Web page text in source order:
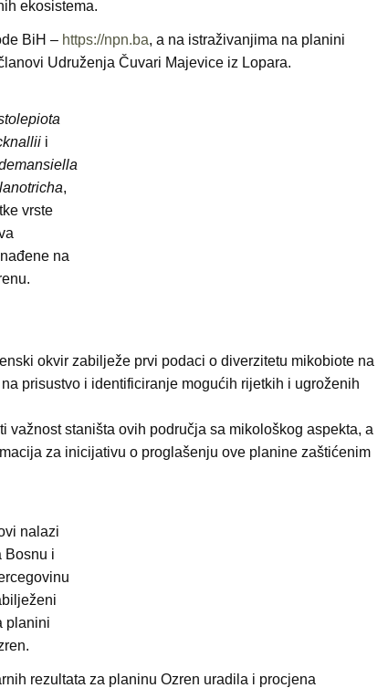
ekosistema.
BiH – https://npn.ba, a na istraživanjima na planini
Udruženja Čuvari Majevice iz Lopara.
i
,
vrste
na
okvir zabilježe prvi podaci o diverzitetu mikobiote na
prisustvo i identificiranje mogućih rijetkih i ugroženih
staništa ovih područja sa mikološkog aspekta, a
za inicijativu o proglašenju ove planine zaštićenim
nalazi
Bosnu i
planini
rezultata za planinu Ozren uradila i procjena